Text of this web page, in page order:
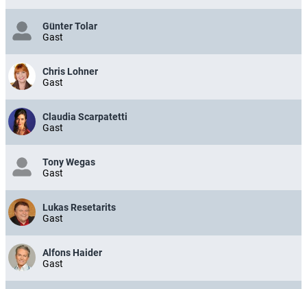
Günter Tolar
Gast
Chris Lohner
Gast
Claudia Scarpatetti
Gast
Tony Wegas
Gast
Lukas Resetarits
Gast
Alfons Haider
Gast